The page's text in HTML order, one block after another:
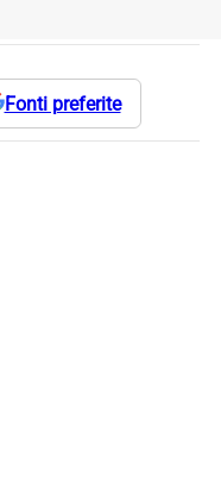
Fonti preferite